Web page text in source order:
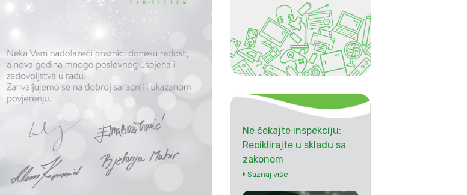
Ne čekajte inspekciju:
Reciklirajte u skladu sa
zakonom
Saznaj više